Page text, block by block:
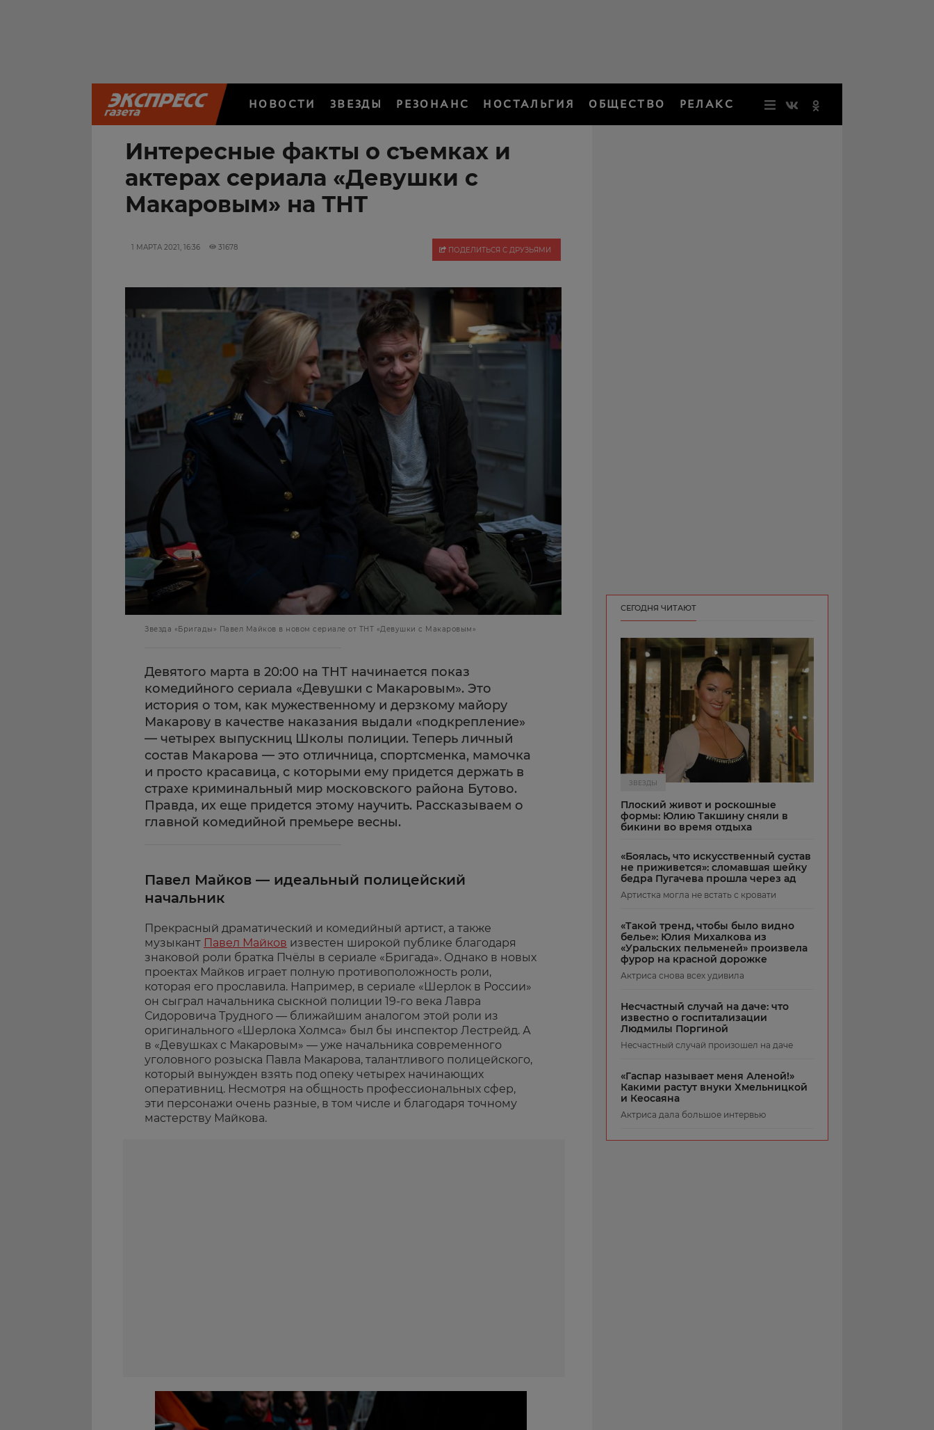
НОВОСТИ ЗВЕЗДЫ РЕЗОНАНС НОСТАЛЬГИЯ ОБЩЕСТВО РЕЛАКС
Интересные факты о съемках и
актерах сериала «Девушки с
Макаровым» на ТНТ
1 МАРТА 2021, 16:36 31678 ПОДЕЛИТЬСЯ С ДРУЗЬЯМИ
Звезда «Бригады» Павел Майков в новом сериале от ТНТ «Девушки с Макаровым»
Девятого марта в 20:00 на ТНТ начинается показ
комедийного сериала «Девушки с Макаровым». Это
история о том, как мужественному и дерзкому майору
Макарову в качестве наказания выдали «подкрепление»
— четырех выпускниц Школы полиции. Теперь личный
состав Макарова — это отличница, спортсменка, мамочка
и просто красавица, с которыми ему придется держать в
страхе криминальный мир московского района Бутово.
Правда, их еще придется этому научить. Рассказываем о
главной комедийной премьере весны.
Павел Майков — идеальный полицейский
начальник
Прекрасный драматический и комедийный артист, а также
музыкант Павел Майков известен широкой публике благодаря
знаковой роли братка Пчёлы в сериале «Бригада». Однако в новых
проектах Майков играет полную противоположность роли,
которая его прославила. Например, в сериале «Шерлок в России»
он сыграл начальника сыскной полиции 19-го века Лавра
Сидоровича Трудного — ближайшим аналогом этой роли из
оригинального «Шерлока Холмса» был бы инспектор Лестрейд. А
в «Девушках с Макаровым» — уже начальника современного
уголовного розыска Павла Макарова, талантливого полицейского,
который вынужден взять под опеку четырех начинающих
оперативниц. Несмотря на общность профессиональных сфер,
эти персонажи очень разные, в том числе и благодаря точному
мастерству Майкова.
СЕГОДНЯ ЧИТАЮТ
ЗВЕЗДЫ
Плоский живот и роскошные
формы: Юлию Такшину сняли в
бикини во время отдыха
«Боялась, что искусственный сустав
не приживется»: сломавшая шейку
бедра Пугачева прошла через ад
Артистка могла не встать с кровати
«Такой тренд, чтобы было видно
белье»: Юлия Михалкова из
«Уральских пельменей» произвела
фурор на красной дорожке
Актриса снова всех удивила
Несчастный случай на даче: что
известно о госпитализации
Людмилы Поргиной
Несчастный случай произошел на даче
«Гаспар называет меня Аленой!»
Какими растут внуки Хмельницкой
и Кеосаяна
Актриса дала большое интервью